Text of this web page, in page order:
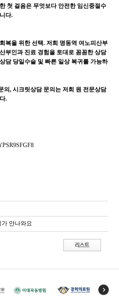
첫 걸음은 무엇보다 안전한 임신중절수
다.
복을 위한 선택. 저희 명동역 여노피산부
부인과 진료 경험을 토대로 꼼꼼한 상담
담 당일수술 및 빠른 일상 복귀를 가능하
의, 시크릿상담 문의는 저희 원 전문상담
.
안나와요